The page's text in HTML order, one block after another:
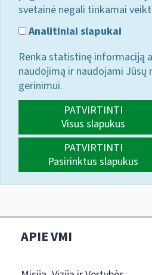
svetainė negali tinkamai
Analitiniai slapukai
Renka statistinę informaciją
naudojimą ir naudojami Jūsų
gerinimui.
PATVIRTINTI
Visus slapukus
PATVIRTINTI
Pasirinktus slapukus
APIE VMI